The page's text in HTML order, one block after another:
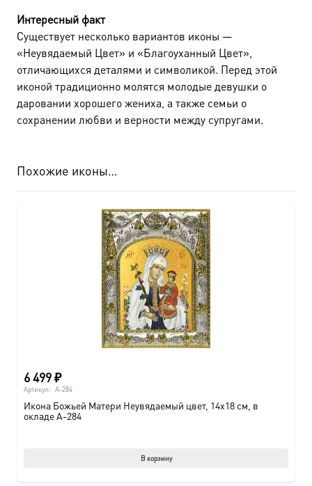
Интересный факт
Существует несколько вариантов иконы —
«Неувядаемый Цвет» и «Благоуханный Цвет»,
отличающихся деталями и символикой. Перед этой
иконой традиционно молятся молодые девушки о
даровании хорошего жениха, а также семьи о
сохранении любви и верности между супругами.
Похожие иконы…
6 499₽
Артикул: A-284
Икона Божьей Матери Неувядаемый цвет, 14х18 см, в
окладе A-284
В корзину